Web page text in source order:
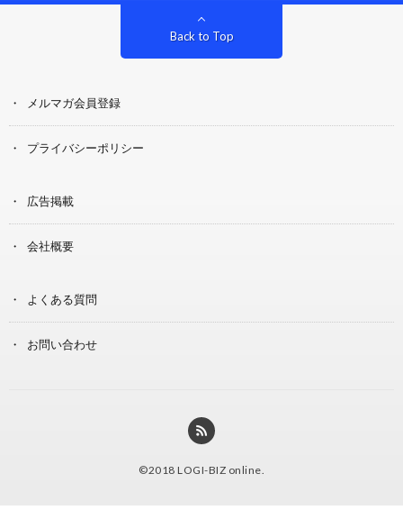
Back to Top
メルマガ会員登録
プライバシーポリシー
広告掲載
会社概要
よくある質問
お問い合わせ
©2018 LOGI-BIZ online